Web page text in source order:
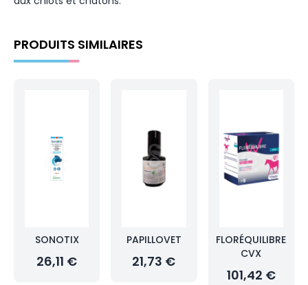
PRODUITS SIMILAIRES
SONOTIX
26,11 €
PAPILLOVET
21,73 €
FLORÉQUILIBRE
CVX
101,42 €